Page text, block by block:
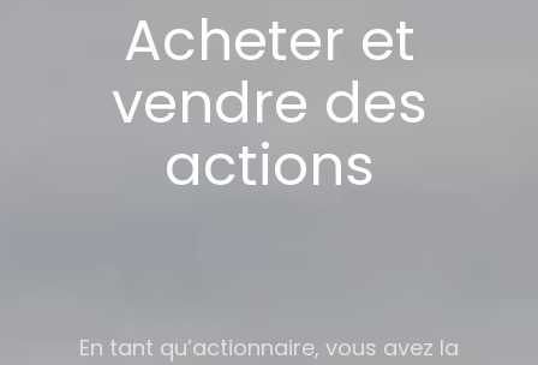
Acheter et
vendre des
actions
En tant qu’actionnaire, vous avez la